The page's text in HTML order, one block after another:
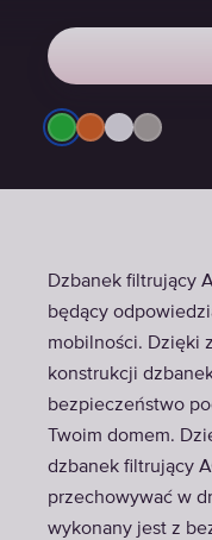
Dzbanek filtrujący
będący
mobilności. Dzięki
konstrukcji
bezpieczeństwo
Twoim domem.
dzbanek filtrujący
przechowywać w
wykonany jest z